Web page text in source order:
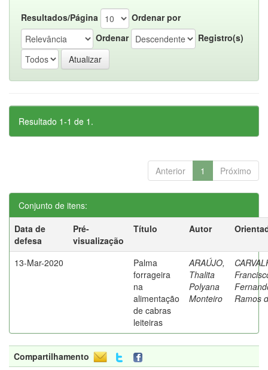
Resultados/Página
Ordenar por
Ordenar
Registro(s)
Resultado 1-1 de 1.
Anterior 1 Próximo
Conjunto de itens:
Data de
defesa
Pré-
visualização
Título Autor
13-Mar-2020
Palma
forrageira
na
alimentação
de cabras
leiteiras
ARAÚJO,
Thalita
Polyana
Monteiro
Ramos
Compartilhamento